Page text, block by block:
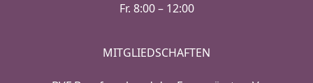
Fr. 8:00 – 12:00
MITGLIEDSCHAFTEN